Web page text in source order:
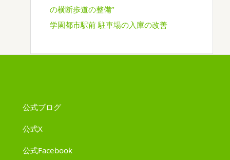
の横断歩道の整備”
学園都市駅前 駐車場の入庫の改善
公式ブログ
公式X
公式Facebook